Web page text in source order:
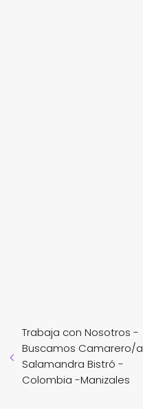
Trabaja con Nosotros -
Buscamos Camarero/a
Salamandra Bistró -
Colombia -Manizales